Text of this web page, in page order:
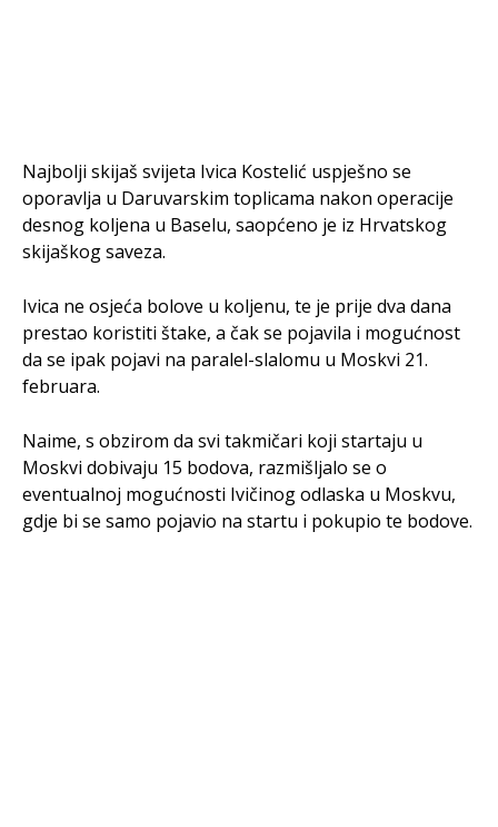
Najbolji skijaš svijeta Ivica Kostelić uspješno se
oporavlja u Daruvarskim toplicama nakon operacije
desnog koljena u Baselu, saopćeno je iz Hrvatskog
skijaškog saveza.
Ivica ne osjeća bolove u koljenu, te je prije dva dana
prestao koristiti štake, a čak se pojavila i mogućnost
da se ipak pojavi na paralel-slalomu u Moskvi 21.
februara.
Naime, s obzirom da svi takmičari koji startaju u
Moskvi dobivaju 15 bodova, razmišljalo se o
eventualnoj mogućnosti Ivičinog odlaska u Moskvu,
gdje bi se samo pojavio na startu i pokupio te bodove.